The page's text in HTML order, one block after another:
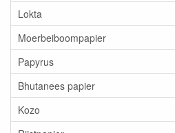
Lokta
Moerbeiboompapier
Papyrus
Bhutanees papier
Kozo